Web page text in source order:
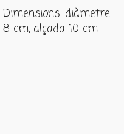
Dimensions: diàmetre
8 cm, alçada 10 cm.